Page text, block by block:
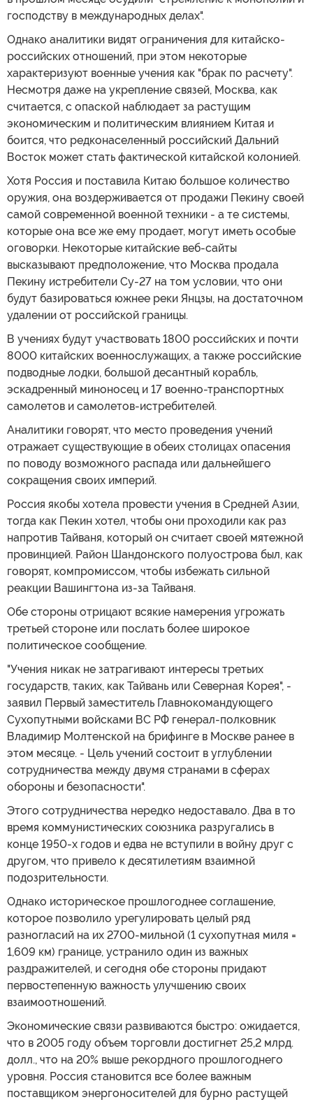
господству в международных делах".
Однако аналитики видят ограничения для китайско-
российских отношений, при этом некоторые
характеризуют военные учения как "брак по расчету".
Несмотря даже на укрепление связей, Москва, как
считается, с опаской наблюдает за растущим
экономическим и политическим влиянием Китая и
боится, что редконаселенный российский Дальний
Восток может стать фактической китайской колонией.
Хотя Россия и поставила Китаю большое количество
оружия, она воздерживается от продажи Пекину своей
самой современной военной техники - а те системы,
которые она все же ему продает, могут иметь особые
оговорки. Некоторые китайские веб-сайты
высказывают предположение, что Москва продала
Пекину истребители Су-27 на том условии, что они
будут базироваться южнее реки Янцзы, на достаточном
удалении от российской границы.
В учениях будут участвовать 1800 российских и почти
8000 китайских военнослужащих, а также российские
подводные лодки, большой десантный корабль,
эскадренный миноносец и 17 военно-транспортных
самолетов и самолетов-истребителей.
Аналитики говорят, что место проведения учений
отражает существующие в обеих столицах опасения
по поводу возможного распада или дальнейшего
сокращения своих империй.
Россия якобы хотела провести учения в Средней Азии,
тогда как Пекин хотел, чтобы они проходили как раз
напротив Тайваня, который он считает своей мятежной
провинцией. Район Шандонского полуострова был, как
говорят, компромиссом, чтобы избежать сильной
реакции Вашингтона из-за Тайваня.
Обе стороны отрицают всякие намерения угрожать
третьей стороне или послать более широкое
политическое сообщение.
"Учения никак не затрагивают интересы третьих
государств, таких, как Тайвань или Северная Корея", -
заявил Первый заместитель Главнокомандующего
Сухопутными войсками ВС РФ генерал-полковник
Владимир Молтенской на брифинге в Москве ранее в
этом месяце. - Цель учений состоит в углублении
сотрудничества между двумя странами в сферах
обороны и безопасности".
Этого сотрудничества нередко недоставало. Два в то
время коммунистических союзника разругались в
конце 1950-х годов и едва не вступили в войну друг с
другом, что привело к десятилетиям взаимной
подозрительности.
Однако историческое прошлогоднее соглашение,
которое позволило урегулировать целый ряд
разногласий на их 2700-мильной (1 сухопутная миля =
1,609 км) границе, устранило один из важных
раздражителей, и сегодня обе стороны придают
первостепенную важность улучшению своих
взаимоотношений.
Экономические связи развиваются быстро: ожидается,
что в 2005 году объем торговли достигнет 25,2 млрд.
долл., что на 20% выше рекордного прошлогоднего
уровня. Россия становится все более важным
поставщиком энергоносителей для бурно растущей